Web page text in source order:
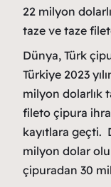
22 milyon
taze ve taze
Dünya, Türk
Türkiye 2023
milyon dolarlık
fileto çipura
kayıtlara geçti.
milyon dolar
çipuradan 30